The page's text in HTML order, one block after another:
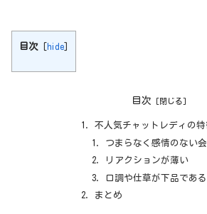
目次 [hide]
目次
不人気チャットレディの特
つまらなく感情のない
リアクションが薄い
口調や仕草が下品である
まとめ